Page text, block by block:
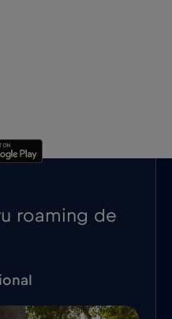
roaming de